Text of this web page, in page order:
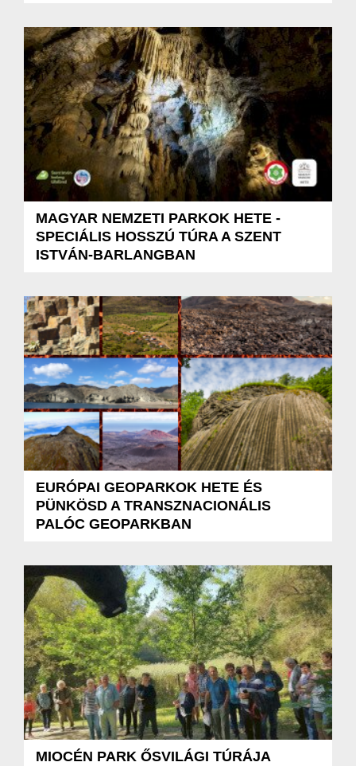
MAGYAR NEMZETI PARKOK HETE -
SPECIÁLIS HOSSZÚ TÚRA A SZENT
ISTVÁN-BARLANGBAN
EURÓPAI GEOPARKOK HETE ÉS
PÜNKÖSD A TRANSZNACIONÁLIS
PALÓC GEOPARKBAN
MIOCÉN PARK ŐSVILÁGI TÚRÁJA